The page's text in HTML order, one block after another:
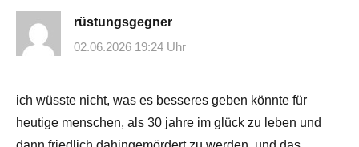
rüstungsgegner
02.06.2026 19:24 Uhr
ich wüsste nicht, was es besseres geben könnte für
heutige menschen, als 30 jahre im glück zu leben und